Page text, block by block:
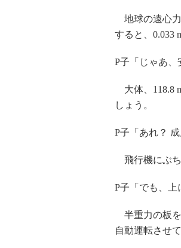
地球の遠心力
すると、0.033
P子「じゃあ、
大体、118.8
しょう。
P子「あれ？
飛行機にぶち
P子「でも、上
半重力の板を
自動運転させ